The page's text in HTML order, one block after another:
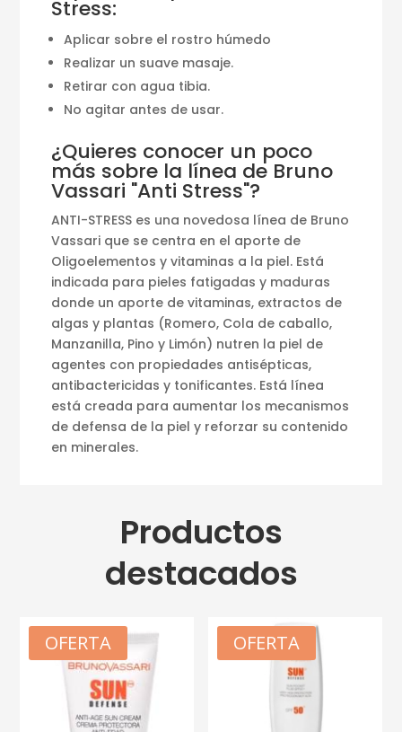
Stress:
Aplicar sobre el rostro húmedo
Realizar un suave masaje.
Retirar con agua tibia.
No agitar antes de usar.
¿Quieres conocer un poco
más sobre la línea de Bruno
Vassari "Anti Stress"?
ANTI-STRESS es una novedosa línea de Bruno
Vassari que se centra en el aporte de
Oligoelementos y vitaminas a la piel. Está
indicada para pieles fatigadas y maduras
donde un aporte de vitaminas, extractos de
algas y plantas (Romero, Cola de caballo,
Manzanilla, Pino y Limón) nutren la piel de
agentes con propiedades antisépticas,
antibactericidas y tonificantes. Está línea
está creada para aumentar los mecanismos
de defensa de la piel y reforzar su contenido
en minerales.
Productos
destacados
OFERTA OFERTA